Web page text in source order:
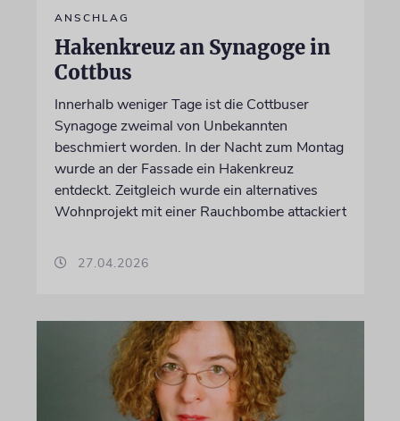
ANSCHLAG
Hakenkreuz an Synagoge in
Cottbus
Innerhalb weniger Tage ist die Cottbuser
Synagoge zweimal von Unbekannten
beschmiert worden. In der Nacht zum Montag
wurde an der Fassade ein Hakenkreuz
entdeckt. Zeitgleich wurde ein alternatives
Wohnprojekt mit einer Rauchbombe attackiert
27.04.2026